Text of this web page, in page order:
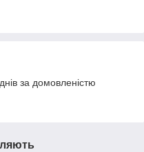
за домовленістю